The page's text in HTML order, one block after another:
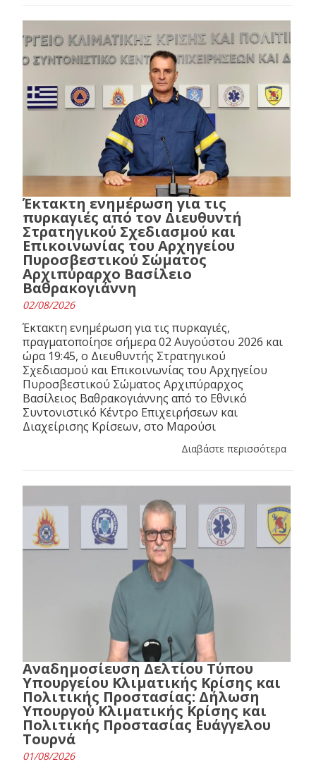
Έκτακτη ενημέρωση για τις
πυρκαγιές από τον Διευθυντή
Στρατηγικού Σχεδιασμού και
Επικοινωνίας του Αρχηγείου
Πυροσβεστικού Σώματος
Αρχιπύραρχο Βασίλειο
Βαθρακογιάννη
02/08/2026
Έκτακτη ενημέρωση για τις πυρκαγιές,
πραγματοποίησε σήμερα 02 Αυγούστου 2026 και
ώρα 19:45, ο Διευθυντής Στρατηγικού
Σχεδιασμού και Επικοινωνίας του Αρχηγείου
Πυροσβεστικού Σώματος Αρχιπύραρχος
Βασίλειος Βαθρακογιάννης από το Εθνικό
Συντονιστικό Κέντρο Επιχειρήσεων και
Διαχείρισης Κρίσεων, στο Μαρούσι
Διαβάστε περισσότερα
Αναδημοσίευση Δελτίου Τύπου
Υπουργείου Κλιματικής Κρίσης και
Πολιτικής Προστασίας: Δήλωση
Υπουργού Κλιματικής Κρίσης και
Πολιτικής Προστασίας Ευάγγελου
Τουρνά
01/08/2026